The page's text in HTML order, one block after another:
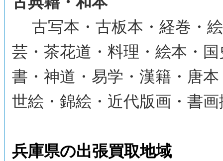
古写本・古板本・経巻・
芸・茶花道・料理・絵本・
書・神道・易学・漢籍・唐
世絵・錦絵・近代版画・書
兵庫県の出張買取地域